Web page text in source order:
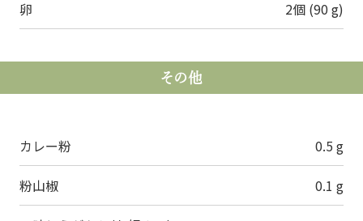
卵 2個 (90 g)
その他
カレー粉 0.5 g
粉山椒 0.1 g